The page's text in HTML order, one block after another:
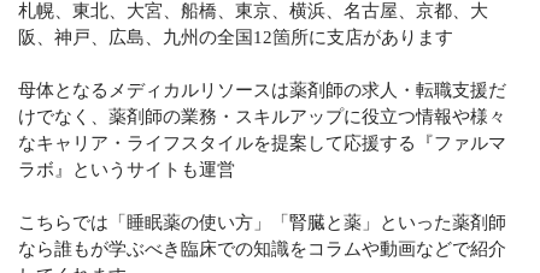
札幌、東北、大宮、船橋、東京、横浜、名古屋、京都、大
阪、神戸、広島、九州の全国12箇所に支店があります
母体となるメディカルリソースは薬剤師の求人・転職支援だ
けでなく、薬剤師の業務・スキルアップに役立つ情報や様々
なキャリア・ライフスタイルを提案して応援する『ファルマ
ラボ』というサイトも運営
こちらでは「睡眠薬の使い方」「腎臓と薬」といった薬剤師
なら誰もが学ぶべき臨床での知識をコラムや動画などで紹介